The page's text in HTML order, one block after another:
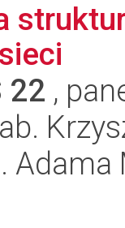
22 ,